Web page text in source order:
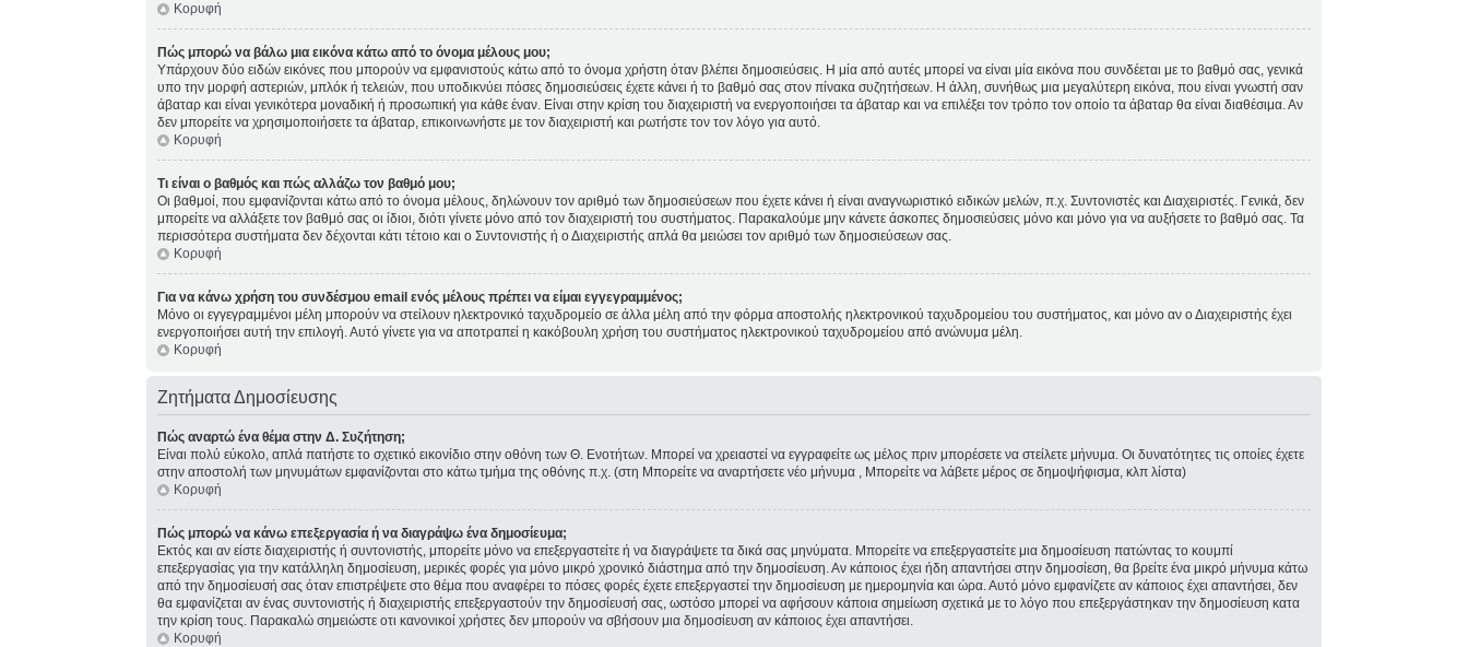
Κορυφή
Πώς μπορώ να βάλω μια εικόνα κάτω από το όνομα μέλους μου;
Υπάρχουν δύο ειδών εικόνες που μπορούν να εμφανιστούς κάτω από το όνομα χρήστη όταν βλέπει δημοσιεύσεις. Η μία από αυτές μπορεί να είναι μία εικόνα που συνδέεται με το βαθμό σας, γενικά
υπο την μορφή αστεριών, μπλόκ ή τελειών, που υποδικνύει πόσες δημοσιεύσεις έχετε κάνει ή το βαθμό σας στον πίνακα συζητήσεων. Η άλλη, συνήθως μια μεγαλύτερη εικόνα, που είναι γνωστή σαν
άβαταρ και είναι γενικότερα μοναδική ή προσωπική για κάθε έναν. Είναι στην κρίση του διαχειριστή να ενεργοποιήσει τα άβαταρ και να επιλέξει τον τρόπο τον οποίο τα άβαταρ θα είναι διαθέσιμα. Αν
δεν μπορείτε να χρησιμοποιήσετε τα άβαταρ, επικοινωνήστε με τον διαχειριστή και ρωτήστε τον τον λόγο για αυτό.
Κορυφή
Τι είναι ο βαθμός και πώς αλλάζω τον βαθμό μου;
Οι βαθμοί, που εμφανίζονται κάτω από το όνομα μέλους, δηλώνουν τον αριθμό των δημοσιεύσεων που έχετε κάνει ή είναι αναγνωριστικό ειδικών μελών, π.χ. Συντονιστές και Διαχειριστές. Γενικά, δεν
μπορείτε να αλλάξετε τον βαθμό σας οι ίδιοι, διότι γίνετε μόνο από τον διαχειριστή του συστήματος. Παρακαλούμε μην κάνετε άσκοπες δημοσιεύσεις μόνο και μόνο για να αυξήσετε το βαθμό σας. Τα
περισσότερα συστήματα δεν δέχονται κάτι τέτοιο και ο Συντονιστής ή ο Διαχειριστής απλά θα μειώσει τον αριθμό των δημοσιεύσεων σας.
Κορυφή
Για να κάνω χρήση του συνδέσμου email ενός μέλους πρέπει να είμαι εγγεγραμμένος;
Μόνο οι εγγεγραμμένοι μέλη μπορούν να στείλουν ηλεκτρονικό ταχυδρομείο σε άλλα μέλη από την φόρμα αποστολής ηλεκτρονικού ταχυδρομείου του συστήματος, και μόνο αν ο Διαχειριστής έχει
ενεργοποιήσει αυτή την επιλογή. Αυτό γίνετε για να αποτραπεί η κακόβουλη χρήση του συστήματος ηλεκτρονικού ταχυδρομείου από ανώνυμα μέλη.
Κορυφή
Ζητήματα Δημοσίευσης
Πώς αναρτώ ένα θέμα στην Δ. Συζήτηση;
Είναι πολύ εύκολο, απλά πατήστε το σχετικό εικονίδιο στην οθόνη των Θ. Ενοτήτων. Μπορεί να χρειαστεί να εγγραφείτε ως μέλος πριν μπορέσετε να στείλετε μήνυμα. Οι δυνατότητες τις οποίες έχετε
στην αποστολή των μηνυμάτων εμφανίζονται στο κάτω τμήμα της οθόνης π.χ. (στη Μπορείτε να αναρτήσετε νέο μήνυμα , Μπορείτε να λάβετε μέρος σε δημοψήφισμα, κλπ λίστα)
Κορυφή
Πώς μπορώ να κάνω επεξεργασία ή να διαγράψω ένα δημοσίευμα;
Εκτός και αν είστε διαχειριστής ή συντονιστής, μπορείτε μόνο να επεξεργαστείτε ή να διαγράψετε τα δικά σας μηνύματα. Μπορείτε να επεξεργαστείτε μια δημοσίευση πατώντας το κουμπί
επεξεργασίας για την κατάλληλη δημοσίευση, μερικές φορές για μόνο μικρό χρονικό διάστημα από την δημοσίευση. Αν κάποιος έχει ήδη απαντήσει στην δημοσίεση, θα βρείτε ένα μικρό μήνυμα κάτω
από την δημοσίευσή σας όταν επιστρέψετε στο θέμα που αναφέρει το πόσες φορές έχετε επεξεργαστεί την δημοσίευση με ημερομηνία και ώρα. Αυτό μόνο εμφανίζετε αν κάποιος έχει απαντήσει, δεν
θα εμφανίζεται αν ένας συντονιστής ή διαχειριστής επεξεργαστούν την δημοσίευσή σας, ωστόσο μπορεί να αφήσουν κάποια σημείωση σχετικά με το λόγο που επεξεργάστηκαν την δημοσίευση κατα
την κρίση τους. Παρακαλώ σημειώστε οτι κανονικοί χρήστες δεν μπορούν να σβήσουν μια δημοσίευση αν κάποιος έχει απαντήσει.
Κορυφή